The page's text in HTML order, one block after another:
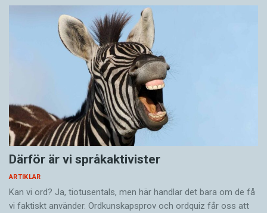
Därför är vi språkaktivister
ARTIKLAR
Kan vi ord? Ja, tiotusentals, men här handlar det bara om de få
vi faktiskt använder. Ordkunskapsprov och ordquiz får oss att